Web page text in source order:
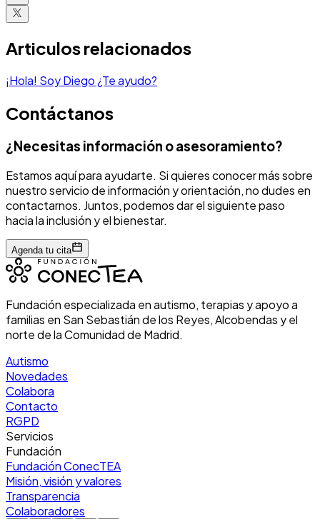
Articulos relacionados
¡Hola! Soy Diego ¿Te ayudo?
Contáctanos
¿Necesitas información o asesoramiento?
Estamos aquí para ayudarte. Si quieres conocer más sobre
nuestro servicio de información y orientación, no dudes en
contactarnos. Juntos, podemos dar el siguiente paso
hacia la inclusión y el bienestar.
Agenda tu cita
Fundación especializada en autismo, terapias y apoyo a
familias en San Sebastián de los Reyes, Alcobendas y el
norte de la Comunidad de Madrid.
Autismo
Novedades
Colabora
Contacto
RGPD
Servicios
Fundación
Fundación ConecTEA
Misión, visión y valores
Transparencia
Colaboradores